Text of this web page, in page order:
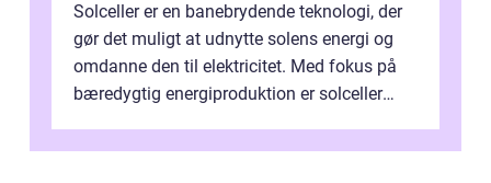
Solceller er en banebrydende teknologi, der
gør det muligt at udnytte solens energi og
omdanne den til elektricitet. Med fokus på
bæredygtig energiproduktion er solceller